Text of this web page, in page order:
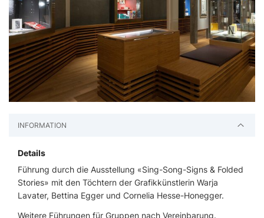
INFORMATION
Details
Führung durch die Ausstellung «Sing-Song-Signs & Folded
Stories» mit den Töchtern der Grafikkünstlerin Warja
Lavater, Bettina Egger und Cornelia Hesse-Honegger.
Weitere Führungen für Gruppen nach Vereinbarung.